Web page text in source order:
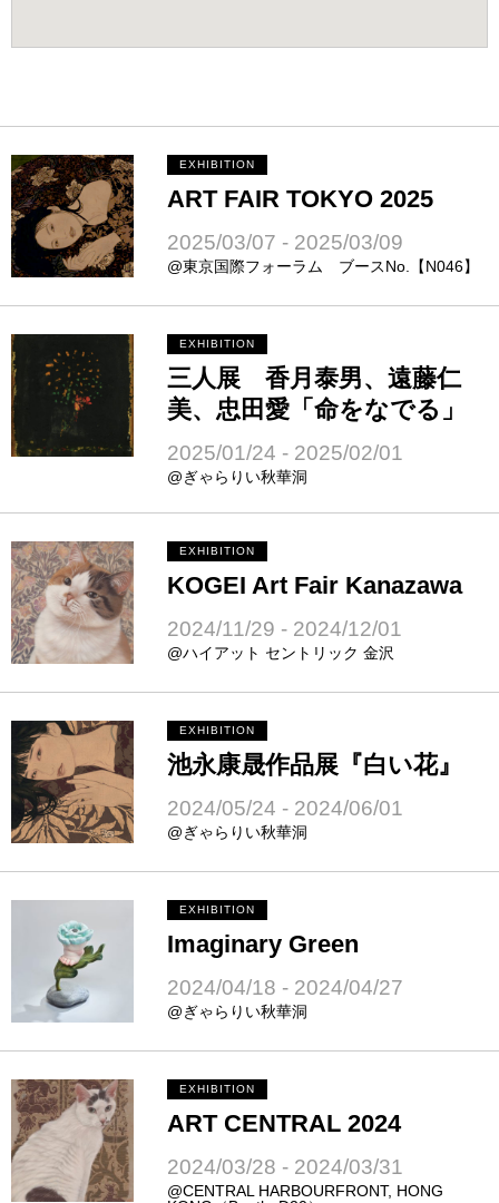
EXHIBITION
ART FAIR TOKYO 2025
2025/03/07 - 2025/03/09
@東京国際フォーラム ブースNo.【N046】
EXHIBITION
三人展 香月泰男、遠藤仁
美、忠田愛「命をなでる」
2025/01/24 - 2025/02/01
@ぎゃらりい秋華洞
EXHIBITION
KOGEI Art Fair Kanazawa
2024/11/29 - 2024/12/01
@ハイアット セントリック 金沢
EXHIBITION
池永康晟作品展『白い花』
2024/05/24 - 2024/06/01
@ぎゃらりい秋華洞
EXHIBITION
Imaginary Green
2024/04/18 - 2024/04/27
@ぎゃらりい秋華洞
EXHIBITION
ART CENTRAL 2024
2024/03/28 - 2024/03/31
@CENTRAL HARBOURFRONT, HONG